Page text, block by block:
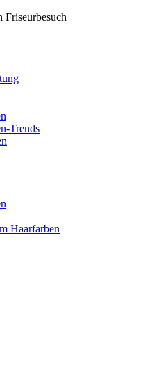
Friseurbesuch
Trends
Haarfarben